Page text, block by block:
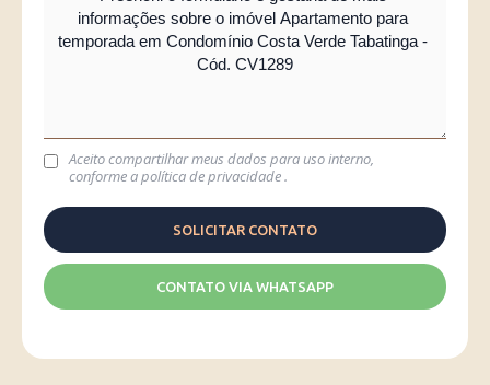
Aceito compartilhar meus dados para uso interno,
conforme apolítica de privacidade.
CONTATO VIA WHATSAPP